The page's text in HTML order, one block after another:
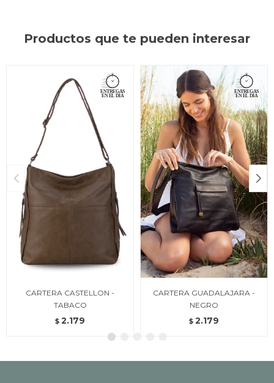
Productos que te pueden interesar
CARTERA CASTELLON -
TABACO
$ 2.179
CARTERA GUADALAJARA -
NEGRO
$ 2.179